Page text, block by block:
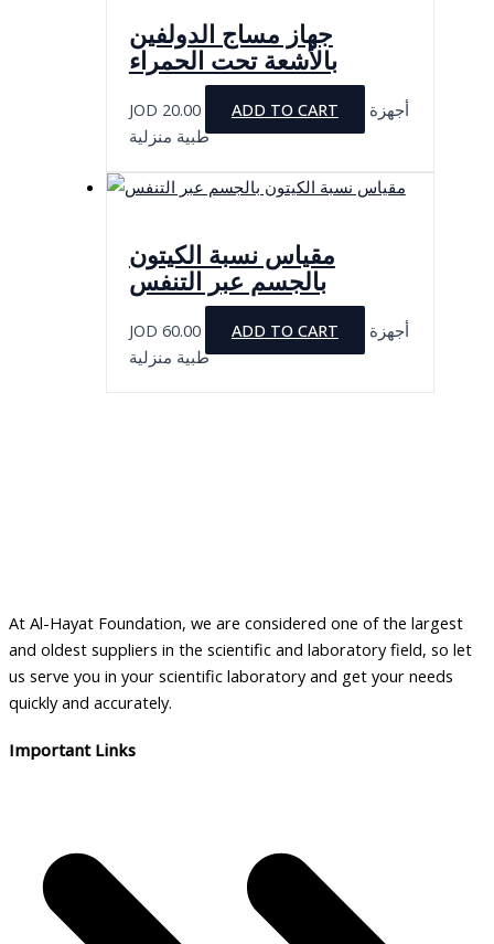
جهاز مساج الدولفين
بالأشعة تحت الحمراء
JOD 20.00 ADD TO CART
أجهزة
طبية منزلية
مقياس نسبة الكيتون
بالجسم عبر التنفس
JOD 60.00 ADD TO CART
أجهزة
طبية منزلية
At Al-Hayat Foundation, we are considered one of the largest
and oldest suppliers in the scientific and laboratory field, so let
us serve you in your scientific laboratory and get your needs
quickly and accurately.
Important Links